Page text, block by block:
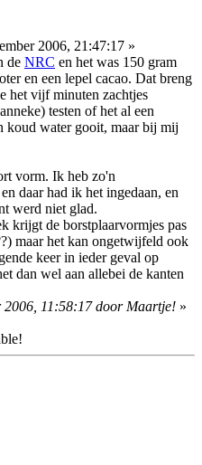
2006, 21:47:17 »
de NRC en het was 150 gram
en een lepel cacao. Dat breng
het vijf minuten zachtjes
testen of het al een
koud water gooit, maar bij mij
vorm. Ik heb zo'n
daar had ik het ingedaan, en
werd niet glad.
krijgt de borstplaarvormjes pas
) maar het kan ongetwijfeld ook
keer in ieder geval op
dan wel aan allebei de kanten
2006, 11:58:17 door Maartje! »